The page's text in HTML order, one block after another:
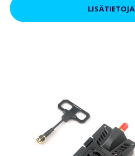
LISÄTIETOJA